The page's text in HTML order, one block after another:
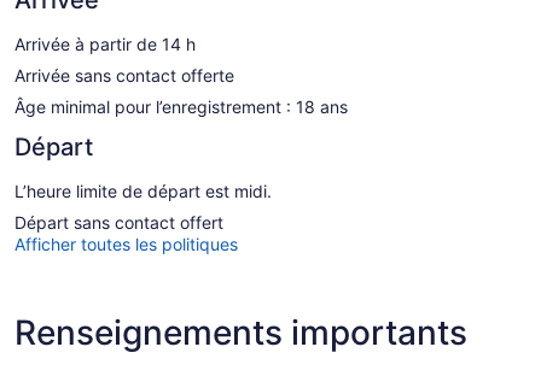
Arrivée à partir de 14 h
Arrivée sans contact offerte
Âge minimal pour l’enregistrement : 18 ans
Départ
L’heure limite de départ est midi.
Départ sans contact offert
Afficher toutes les politiques
Renseignements importants